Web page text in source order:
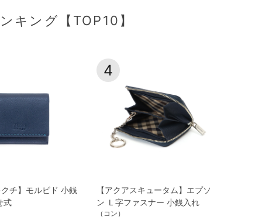
キング【TOP10】
チ】モルビド 小銭
式
4
【アクアスキュータム】エプソ
ン Ｌ字ファスナー 小銭入れ
（コン）